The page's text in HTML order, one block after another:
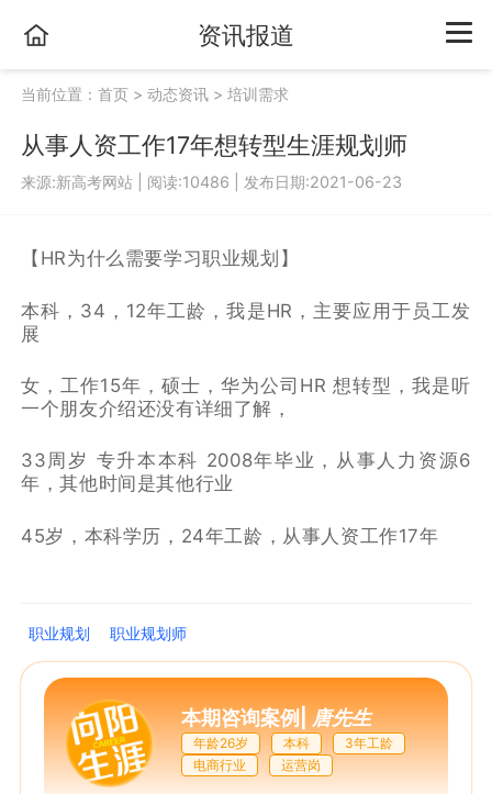
资讯报道
当前位置：首页 >动态资讯 >培训需求
从事人资工作17年想转型生涯规划师
来源:新高考网站 阅读:10486 发布日期:2021-06-23
【HR为什么需要学习职业规划】
本科，34，12年工龄，我是HR，主要应用于员工发
展
女，工作15年，硕士，华为公司HR 想转型，我是听
一个朋友介绍还没有详细了解，
33周岁 专升本本科 2008年毕业，从事人力资源6
年，其他时间是其他行业
45岁，本科学历，24年工龄，从事人资工作17年
职业规划 职业规划师
本期咨询案例|唐先生
年龄26岁 本科
3年工龄
电商行业
运营岗